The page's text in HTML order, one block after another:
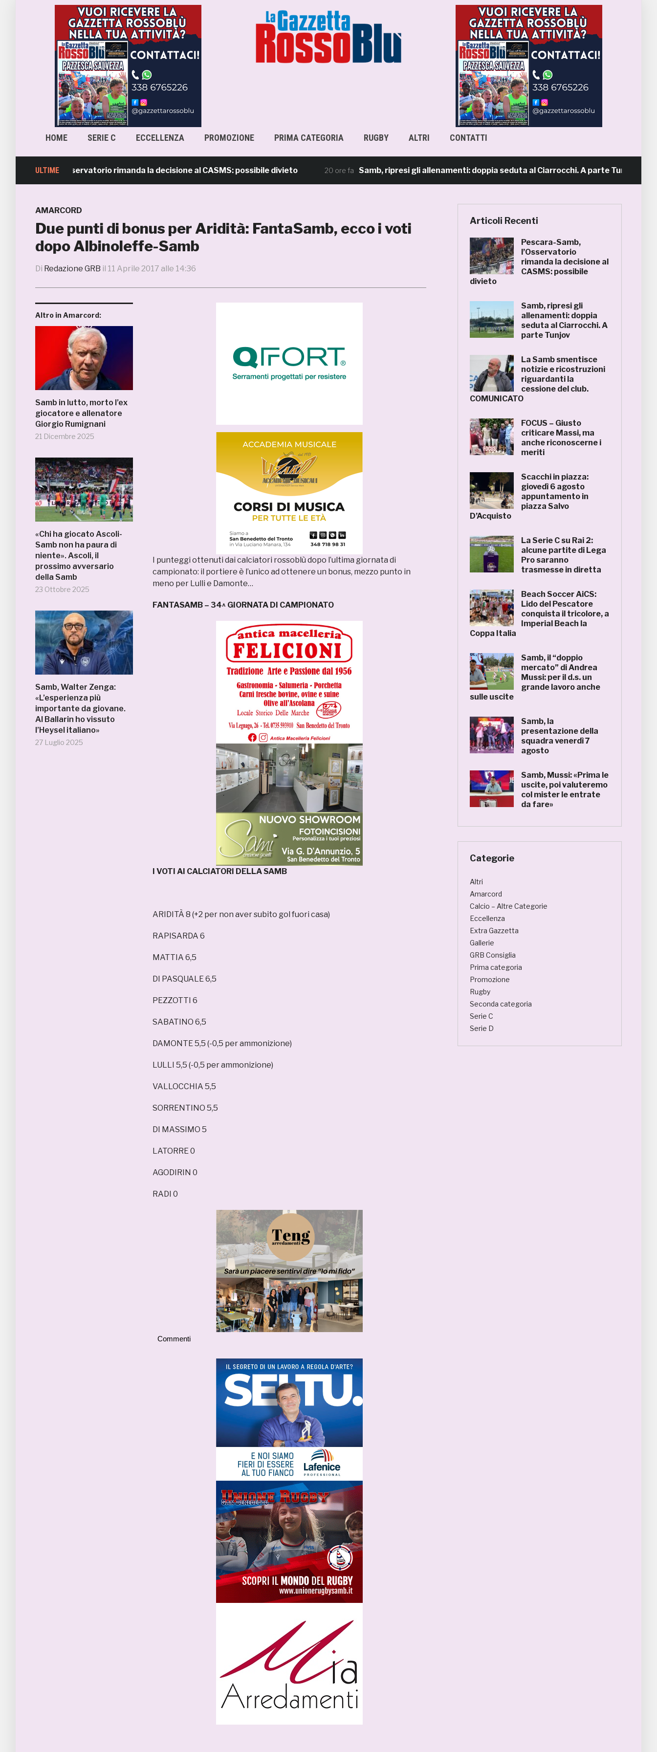
HOME SERIE C ECCELLENZA PROMOZIONE PRIMA CATEGORIA RUGBY ALTRI CONTATTI
ULTIME
Samb, l’Osservatorio rimanda la decisione al CASMS: possibile divieto 20 ore fa Samb, ripresi gli allenamenti: doppia seduta al Ciarrocchi. A parte Tunjov
AMARCORD
Due punti di bonus per Aridità: FantaSamb, ecco i voti
dopo Albinoleffe-Samb
Di Redazione GRB il 11 Aprile 2017 alle 14:36
Altro in Amarcord:
Samb in lutto, morto l’ex
giocatore e allenatore
Giorgio Rumignani
21 Dicembre 2025
«Chi ha giocato Ascoli-
Samb non ha paura di
niente». Ascoli, il
prossimo avversario
della Samb
23 Ottobre 2025
Samb, Walter Zenga:
«L’esperienza più
importante da giovane.
Al Ballarin ho vissuto
l’Heysel italiano»
27 Luglio 2025
I punteggi ottenuti dai calciatori rossoblù dopo l’ultima giornata di
campionato: il portiere è l’unico ad ottenere un bonus, mezzo punto in
meno per Lulli e Damonte…
FANTASAMB – 34^ GIORNATA DI CAMPIONATO
I VOTI AI CALCIATORI DELLA SAMB
ARIDITÀ 8 (+2 per non aver subito gol fuori casa)
RAPISARDA 6
MATTIA 6,5
DI PASQUALE 6,5
PEZZOTTI 6
SABATINO 6,5
DAMONTE 5,5 (-0,5 per ammonizione)
LULLI 5,5 (-0,5 per ammonizione)
VALLOCCHIA 5,5
SORRENTINO 5,5
DI MASSIMO 5
LATORRE 0
AGODIRIN 0
RADI 0
Commenti
Articoli Recenti
Pescara-Samb,
l’Osservatorio
rimanda la decisione al
CASMS: possibile
divieto
Samb, ripresi gli
allenamenti: doppia
seduta al Ciarrocchi. A
parte Tunjov
La Samb smentisce
notizie e ricostruzioni
riguardanti la
cessione del club.
COMUNICATO
FOCUS – Giusto
criticare Massi, ma
anche riconoscerne i
meriti
Scacchi in piazza:
giovedì 6 agosto
appuntamento in
piazza Salvo
D’Acquisto
La Serie C su Rai 2:
alcune partite di Lega
Pro saranno
trasmesse in diretta
Beach Soccer AiCS:
Lido del Pescatore
conquista il tricolore, a
Imperial Beach la
Coppa Italia
Samb, il “doppio
mercato” di Andrea
Mussi: per il d.s. un
grande lavoro anche
sulle uscite
Samb, la
presentazione della
squadra venerdì 7
agosto
Samb, Mussi: «Prima le
uscite, poi valuteremo
col mister le entrate
da fare»
Categorie
Altri
Amarcord
Calcio – Altre Categorie
Eccellenza
Extra Gazzetta
Gallerie
GRB Consiglia
Prima categoria
Promozione
Rugby
Seconda categoria
Serie C
Serie D